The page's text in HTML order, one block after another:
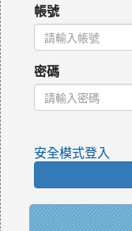
帳號
密碼
安全模式登入